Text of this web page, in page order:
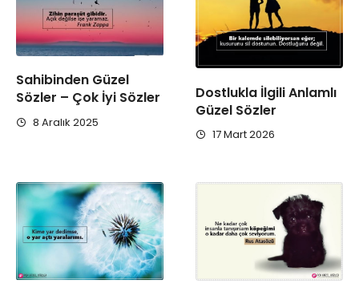
Sahibinden Güzel
Sözler – Çok İyi Sözler
8 Aralık 2025
Dostlukla İlgili Anlamlı
Güzel Sözler
17 Mart 2026